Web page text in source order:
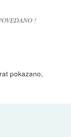
!
pokazano,